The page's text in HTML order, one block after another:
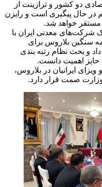
دو کشور و ترازینت‌ از
در حال پیگیری است و رایزن
مستقر خواهد شد.
شرکت‌های معدنی ایران با
سنگین بلاروس برای
و بحث نظام رتبه بندی
حایز اهمیت دانست.
ایرانیان در بلاروس،
صمت قرار دارد.